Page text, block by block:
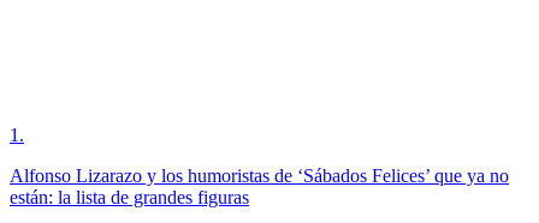
1 .
Alfonso Lizarazo y los humoristas de ‘Sábados Felices’ que ya no
están: la lista de grandes figuras